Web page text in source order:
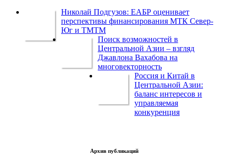
Николай Подгузов: ЕАБР оценивает
перспективы финансирования МТК Север-
Юг и ТМТМ
Поиск возможностей в
Центральной Азии – взгляд
Джавлона Вахабова на
многовекторность
Россия и Китай в
Центральной Азии:
баланс интересов и
управляемая
конкуренция
Архив публикаций